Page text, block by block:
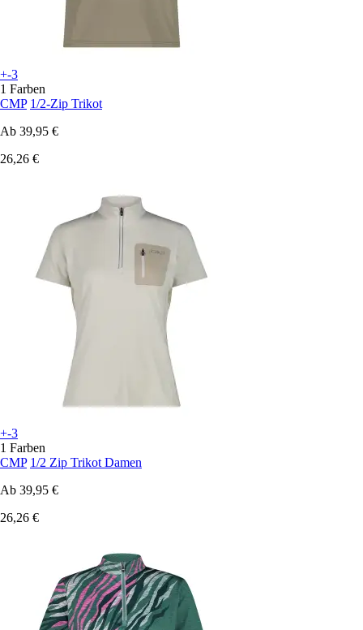
+-3
1 Farben
CMP 1/2-Zip Trikot
Ab 39,95 €
26,26 €
+-3
1 Farben
CMP 1/2 Zip Trikot Damen
Ab 39,95 €
26,26 €